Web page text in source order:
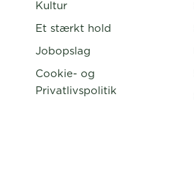
Kultur
Et stærkt hold
Jobopslag
Cookie- og
Privatlivspolitik